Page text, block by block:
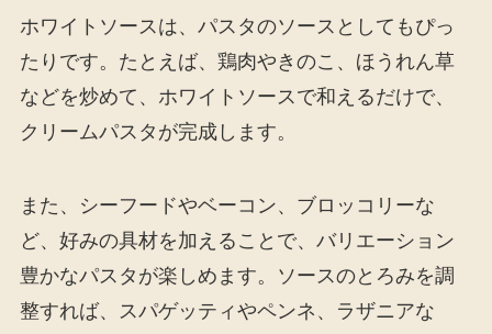
ホワイトソースは、パスタのソースとしてもぴっ
たりです。たとえば、鶏肉やきのこ、ほうれん草
などを炒めて、ホワイトソースで和えるだけで、
クリームパスタが完成します。
また、シーフードやベーコン、ブロッコリーな
ど、好みの具材を加えることで、バリエーション
豊かなパスタが楽しめます。ソースのとろみを調
整すれば、スパゲッティやペンネ、ラザニアな